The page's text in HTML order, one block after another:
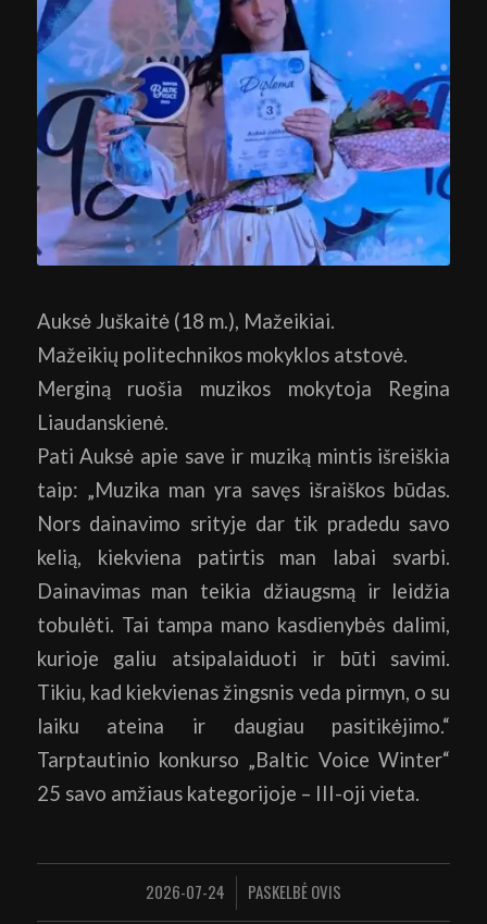
Auksė Juškaitė (18 m.), Mažeikiai.
Mažeikių politechnikos mokyklos atstovė.
Merginą ruošia muzikos mokytoja Regina
Liaudanskienė.
Pati Auksė apie save ir muziką mintis išreiškia
taip: „Muzika man yra savęs išraiškos būdas.
Nors dainavimo srityje dar tik pradedu savo
kelią, kiekviena patirtis man labai svarbi.
Dainavimas man teikia džiaugsmą ir leidžia
tobulėti. Tai tampa mano kasdienybės dalimi,
kurioje galiu atsipalaiduoti ir būti savimi.
Tikiu, kad kiekvienas žingsnis veda pirmyn, o su
laiku ateina ir daugiau pasitikėjimo.“
Tarptautinio konkurso „Baltic Voice Winter“
25 savo amžiaus kategorijoje – III-oji vieta.
2026-07-24
/ PASKELBĖOVIS